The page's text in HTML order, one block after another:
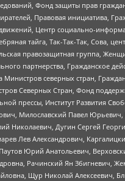
Фонд защиты прав
Правовая инициатива,
Центр социально-
тайга, Так-Так-Так, Сова,
правозащитная группа,
партнерства, Гражданское
северных стран,
Северных Стран, Фонд
прессы, Институт Развития
Милославский Павел
Николаевич, Дугин Сергей
Лев Александрович,
Юрий Анатольевич,
Рачинский Ян Збигневич,
Щур Николай Алексеевич,